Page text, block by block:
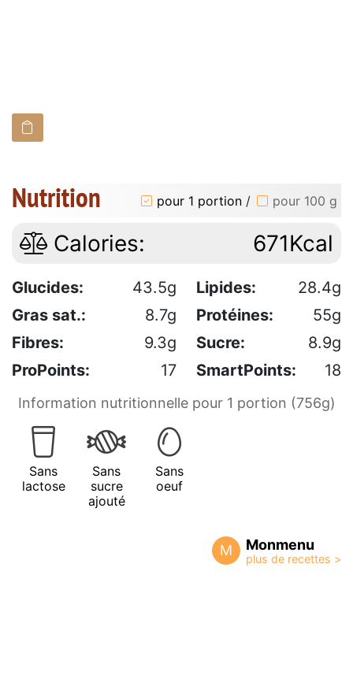
Nutrition pour 1 portion / pour 100 g
Calories: 671Kcal
Glucides: 43.5g Lipides:
28.4g
Gras sat.:
8.7g Protéines:
55g
Fibres:
9.3g Sucre:
8.9g
ProPoints:
17 SmartPoints: 18
Information nutritionnelle pour 1 portion (756g)
Sans
lactose
Sans
sucre
ajouté
Sans
oeuf
M Monmenu